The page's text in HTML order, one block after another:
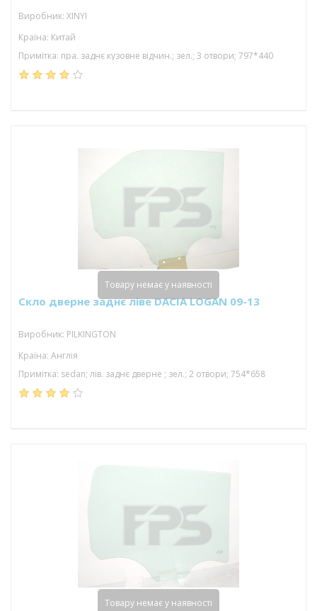
Виробник: XINYI
Країна: Китай
Примітка: пра. заднє кузовне відчин.; зел.; 3 отвори; 797*440
Скло дверне заднє ліве DACIA LOGAN 09-13
Виробник: PILKINGTON
Країна: Англія
Примітка: sedan; лів. заднє дверне ; зел.; 2 отвори; 754*658
Товару немає у наявності
Товару немає у наявності